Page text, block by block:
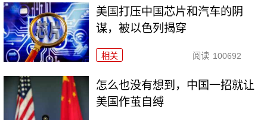
美国打压中国芯片和汽车的阴
谋，被以色列揭穿
相关 阅读 100692
怎么也没有想到，中国一招就让
美国作茧自缚